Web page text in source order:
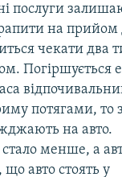
послуги
на прийом
чекати два
Погіршується
потягами, то
на авто.
менше, а
що авто стоять у